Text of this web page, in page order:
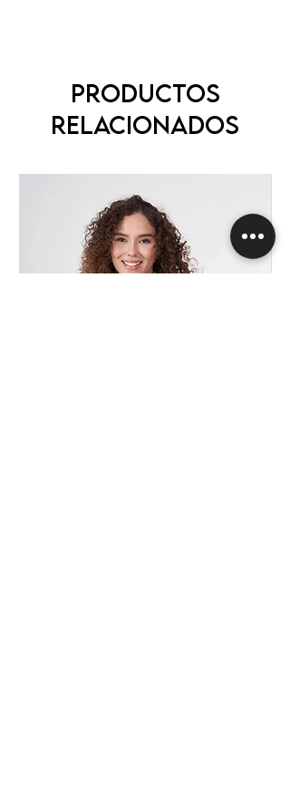
Productos
relacionados